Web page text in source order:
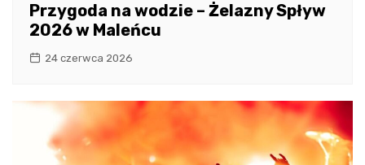
Przygoda na wodzie – Żelazny Spływ
2026 w Maleńcu
24 czerwca 2026